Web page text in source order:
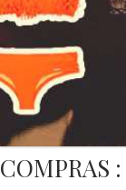
COMPRAS